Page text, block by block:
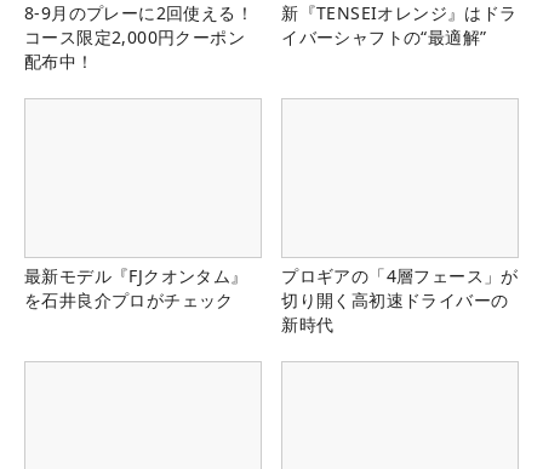
8-9月のプレーに2回使える！
コース限定2,000円クーポン
配布中！
新『TENSEIオレンジ』はドラ
イバーシャフトの“最適解”
最新モデル『FJクオンタム』
を石井良介プロがチェック
プロギアの「4層フェース」が
切り開く高初速ドライバーの
新時代